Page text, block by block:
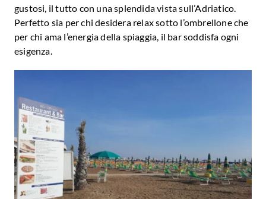
gustosi, il tutto con una splendida vista sull’Adriatico.
Perfetto sia per chi desidera relax sotto l’ombrellone che
per chi ama l’energia della spiaggia, il bar soddisfa ogni
esigenza.